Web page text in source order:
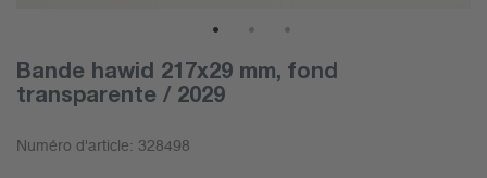
Bande hawid 217x29 mm, fond
transparente / 2029
Numéro d'article: 328498